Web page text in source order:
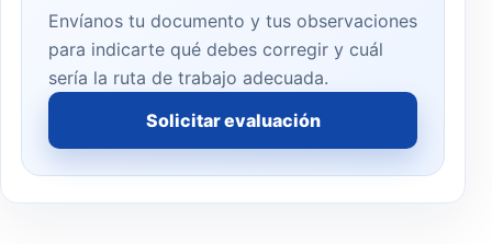
Envíanos tu documento y tus observaciones
para indicarte qué debes corregir y cuál
sería la ruta de trabajo adecuada.
Solicitar evaluación